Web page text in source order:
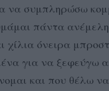
να συμπληρώσω
πάντα
χίλια όνειρα
για να ξεφεύγω
και που θέλω